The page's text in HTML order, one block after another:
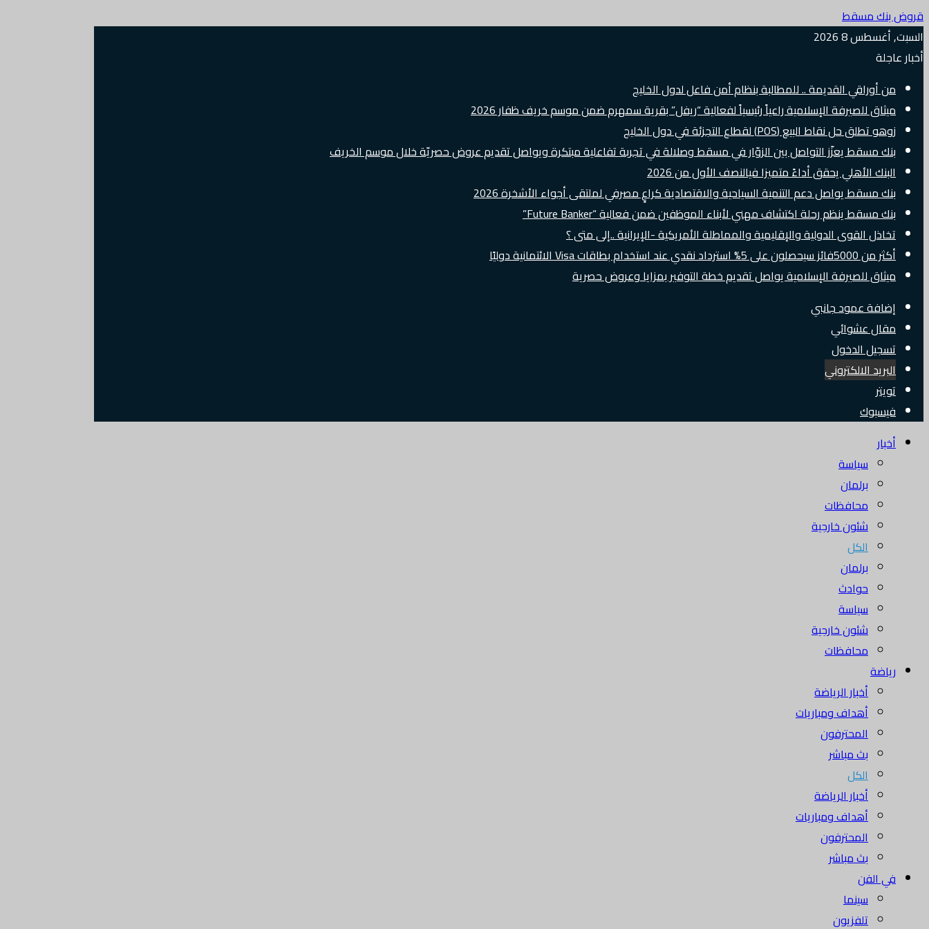
قروض بنك مسقط
السبت, أغسطس 8 2026
أخبار عاجلة
من أوراقي القديمة .. للمطالبة بنظام أمن فاعل لدول الخليج
ميثاق للصيرفة الإسلامية راعياً رئيسياً لفعالية “ريفل” بقرية سمهرم ضمن موسم خريف ظفار 2026
زوهو تطلق حل نقاط البيع (POS) لقطاع التجزئة في دول الخليج
بنك مسقط يعزّز التواصل بين الزوّار في مسقط وصلالة في تجربة تفاعلية مبتكرة ويواصل تقديم عروض حصريّة خلال موسم الخريف
البنك الأهلي يحقق أداءً متميزا فيالنصف الأول من 2026
بنك مسقط يواصل دعم التنمية السياحية والاقتصادية كراعٍ مصرفي لملتقى أجواء الأشخرة 2026
بنك مسقط ينظم رحلة اكتشاف مهني لأبناء الموظفين ضمن فعالية “Future Banker”
تخاذل القوى الدولية والإقليمية والمماطلة الأمريكية -الإيرانية ..إلى متى ؟
أكثر من 5000فائز سيحصلون على 5% استرداد نقدي عند استخدام بطاقات Visa الائتمانية دوليًا
ميثاق للصيرفة الإسلامية يواصل تقديم خطة التوفير بمزايا وعروض حصرية
إضافة عمود جانبي
مقال عشوائي
تسجيل الدخول
البريد الالكتروني
تويتر
فيسبوك
أخبار
سياسة
برلمان
محافظات
شئون خارجية
الكل
برلمان
حوادث
سياسة
شئون خارجية
محافظات
رياضة
أخبار الرياضة
أهداف ومباريات
المحترفون
بث مباشر
الكل
أخبار الرياضة
أهداف ومباريات
المحترفون
بث مباشر
في الفن
سينما
تلفزيون